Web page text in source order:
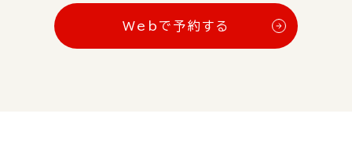
Webで予約する